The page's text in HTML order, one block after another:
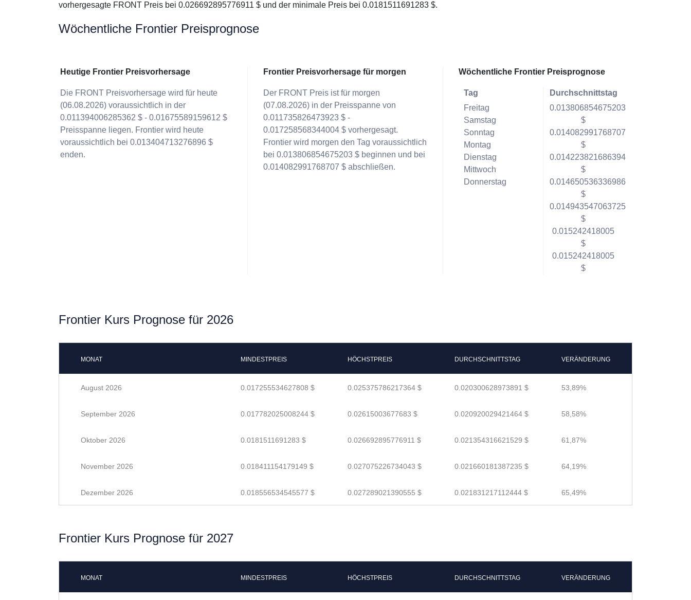
vorhergesagte FRONT Preis bei 0.026692895776911 $ und der minimale Preis bei 0.0181511691283 $.
Wöchentliche Frontier Preisprognose
Heutige Frontier Preisvorhersage
Die FRONT Preisvorhersage wird für heute
(06.08.2026) voraussichtlich in der
0.011394006285362 $ - 0.01675589159612 $
Preisspanne liegen. Frontier wird heute
voraussichtlich bei 0.013404713276896 $
enden.
Frontier Preisvorhersage für morgen
Der FRONT Preis ist für morgen
(07.08.2026) in der Preisspanne von
0.011735826473923 $ -
0.017258568344004 $ vorhergesagt.
Frontier wird morgen den Tag voraussichtlich
bei 0.013806854675203 $ beginnen und bei
0.014082991768707 $ abschließen.
Wöchentliche Frontier Preisprognose
Tag
Freitag
Samstag
Sonntag
Montag
Dienstag
Mittwoch
Donnerstag
Durchschnittstag
0.013806854675203
$
0.014082991768707
$
0.014223821686394
$
0.014650536336986
$
0.014943547063725
$
0.015242418005
$
0.015242418005
$
Frontier Kurs Prognose für 2026
MONAT MINDESTPREIS HÖCHSTPREIS DURCHSCHNITTSTAG VERÄNDERUNG
August 2026 0.017255534627808 $ 0.025375786217364 $ 0.020300628973891 $ 53,89%
September 2026 0.017782025008244 $ 0.02615003677683 $ 0.020920029421464 $ 58,58%
Oktober 2026 0.0181511691283 $ 0.026692895776911 $ 0.021354316621529 $ 61,87%
November 2026 0.018411154179149 $ 0.027075226734043 $ 0.021660181387235 $ 64,19%
Dezember 2026 0.018556534545577 $ 0.027289021390555 $ 0.021831217112444 $ 65,49%
Frontier Kurs Prognose für 2027
MONAT MINDESTPREIS HÖCHSTPREIS DURCHSCHNITTSTAG VERÄNDERUNG